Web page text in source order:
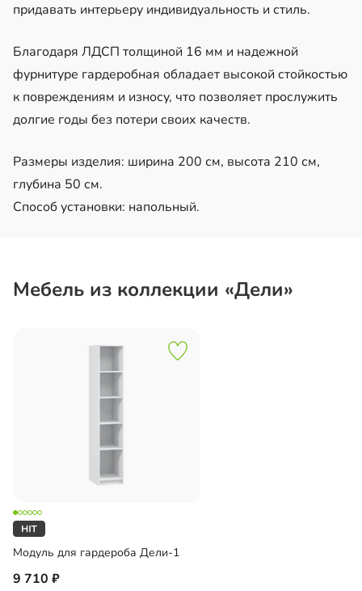
придавать интерьеру индивидуальность и стиль.
Благодаря ЛДСП толщиной 16 мм и надежной
фурнитуре гардеробная обладает высокой стойкостью
к повреждениям и износу, что позволяет прослужить
долгие годы без потери своих качеств.
Размеры изделия: ширина 200 см, высота 210 см,
глубина 50 см.
Способ установки: напольный.
Мебель из коллекции «Дели»
Модуль для гардероба Дели-1
9 710